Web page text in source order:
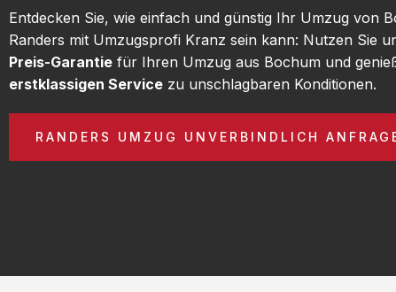
Entdecken Sie, wie einfach und günstig Ihr Umzug von
Randers mit Umzugsprofi Kranz sein kann: Nutzen Sie
Preis-Garantie für Ihren Umzug aus Bochum und
erstklassigen Service zu unschlagbaren Konditionen.
RANDERS UMZUG UNVERBINDLICH